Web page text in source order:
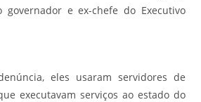
governador e ex-chefe do Executivo
eles usaram servidores de
executavam serviços ao estado do